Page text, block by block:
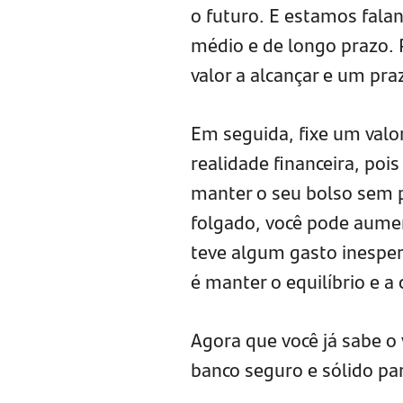
o futuro. E estamos
médio e de longo prazo.
valor a alcançar e um
Em seguida, fixe um
realidade financeira,
manter o seu bolso sem
folgado, você pode
teve algum gasto
é manter o equilíbrio e a
Agora que você já sabe
banco seguro e sólido